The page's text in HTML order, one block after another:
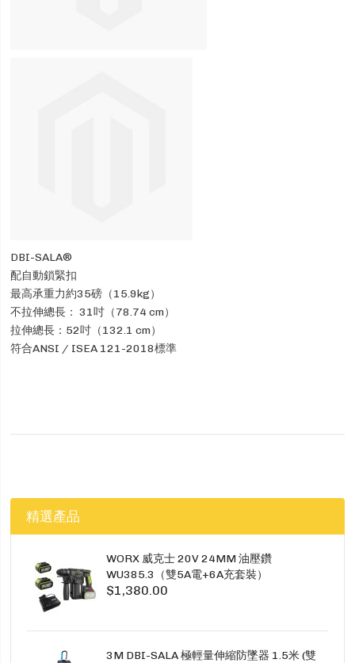
DBI-SALA®
配自動鎖緊扣
最高承重力約35磅（15.9kg）
不拉伸總長： 31吋（78.74 cm）
拉伸總長：52吋（132.1 cm）
符合ANSI / ISEA 121-2018標準
精選產品
WORX 威克士 20V 24MM 油壓鑽
WU385.3（雙5A電+6A充套裝）
$1,380.00
3M DBI-SALA 極輕量伸縮防墜器 1.5米 (雙